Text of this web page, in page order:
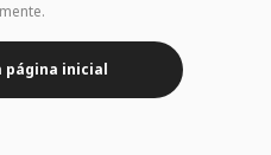
página inicial